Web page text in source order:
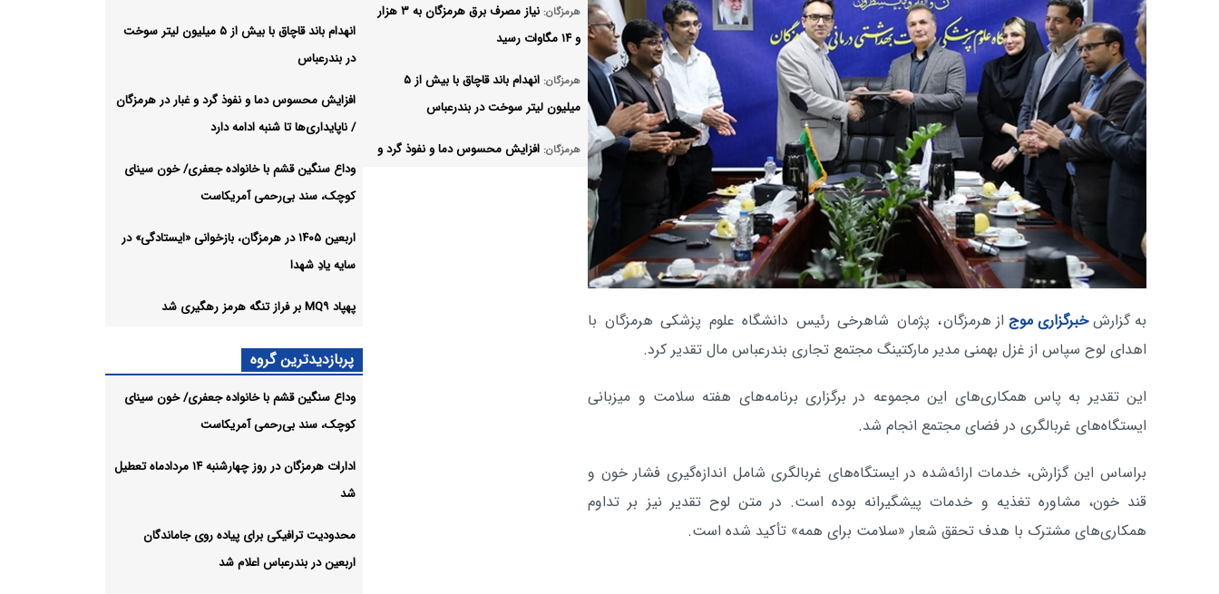
به گزارشخبرگزاری موج از هرمزگان، پژمان شاهرخی رئیس دانشگاه علوم پزشکی هرمزگان با
اهدای لوح سپاس از غزل بهمنی مدیر مارکتینگ مجتمع تجاری بندرعباس مال تقدیر کرد.
این تقدیر به پاس همکاری‌های این مجموعه در برگزاری برنامه‌های هفته سلامت و میزبانی
ایستگاه‌های غربالگری در فضای مجتمع انجام شد.
براساس این گزارش، خدمات ارائه‌شده در ایستگاه‌های غربالگری شامل اندازه‌گیری فشار خون و
قند خون، مشاوره تغذیه و خدمات پیشگیرانه بوده است. در متن لوح تقدیر نیز بر تداوم
همکاری‌های مشترک با هدف تحقق شعار «سلامت برای همه» تأکید شده است.
هرمزگان:
نیاز مصرف برق هرمزگان به ۳ هزار
و ۱۴ مگاوات رسید
هرمزگان:
انهدام باند قاچاق با بیش از ۵
میلیون لیتر سوخت در بندرعباس
هرمزگان: افزایش محسوس دما و نفوذ گرد و
انهدام باند قاچاق با بیش از ۵ میلیون لیتر سوخت
در بندرعباس
افزایش محسوس دما و نفوذ گرد و غبار در هرمزگان
/ ناپایداری‌ها تا شنبه ادامه دارد
وداع سنگین قشم با خانواده جعفری/ خون سینای
کوچک، سند بی‌رحمی آمریکاست
اربعین ۱۴۰۵ در هرمزگان، بازخوانی «ایستادگی» در
سایه یادِ شهدا
پهپاد MQ۹ بر فراز تنگه هرمز رهگیری شد
پربازدیدترین گروه
وداع سنگین قشم با خانواده جعفری/ خون سینای
کوچک، سند بی‌رحمی آمریکاست
ادارات هرمزگان در روز چهارشنبه ۱۴ مردادماه تعطیل
شد
محدودیت ترافیکی برای پیاده روی جاماندگان
اربعین در بندرعباس اعلام شد